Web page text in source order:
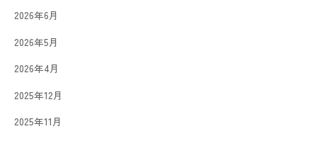
2026年6月
2026年5月
2026年4月
2025年12月
2025年11月